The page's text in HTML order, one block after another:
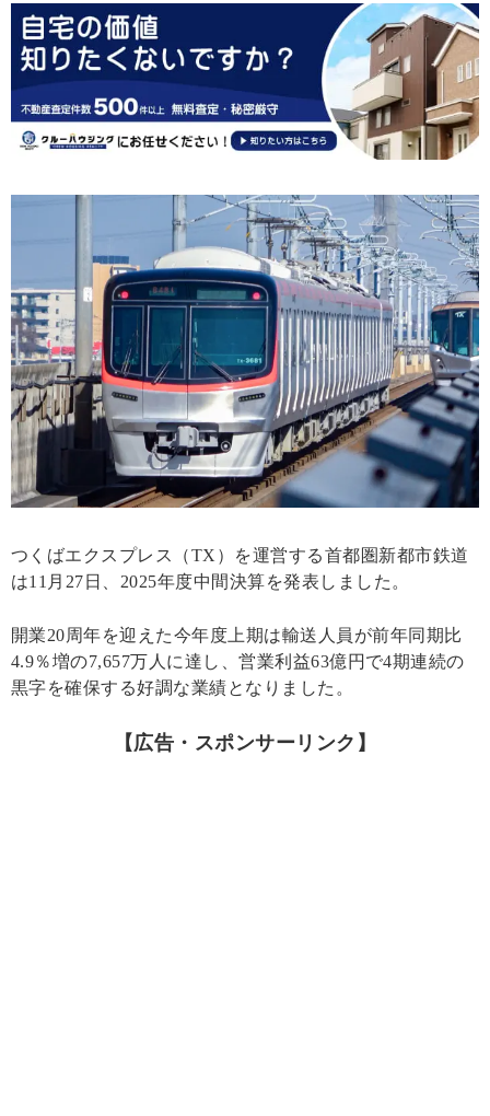
つくばエクスプレス（TX）を運営する首都圏新都市鉄道
は11月27日、2025年度中間決算を発表しました。
開業20周年を迎えた今年度上期は輸送人員が前年同期比
4.9％増の7,657万人に達し、営業利益63億円で4期連続の
黒字を確保する好調な業績となりました。
【広告・スポンサーリンク】